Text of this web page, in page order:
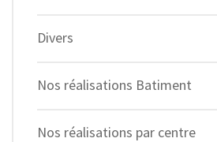
Divers
Nos réalisations Batiment
Nos réalisations par centre